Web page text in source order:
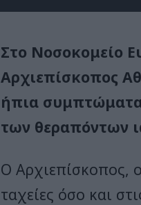
Στο Νοσοκομείο
Αρχιεπίσκοπος
ήπια συμπτώματα
των θεραπόντων
Ο Αρχιεπίσκοπος,
ταχείες όσο και